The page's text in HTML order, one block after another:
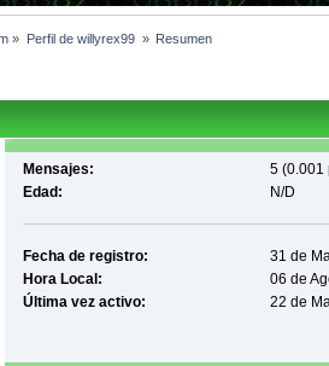
» Perfil de willyrex99 » Resumen
Mensajes:
5 (0.001
Edad:
N/D
Fecha de registro:
31 de
Hora Local:
06 de
Última vez activo:
22 de